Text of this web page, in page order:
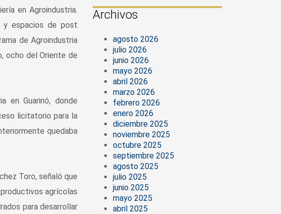
en Agroindustria.
y espacios de post
de Agroindustria
ocho del Oriente de
en Guarinó, donde
licitatorio para la
quedaba
Toro, señaló que
agrícolas
para desarrollar
Archivos
agosto 2026
julio 2026
junio 2026
mayo 2026
abril 2026
marzo 2026
febrero 2026
enero 2026
diciembre 2025
noviembre 2025
octubre 2025
septiembre 2025
agosto 2025
julio 2025
junio 2025
mayo 2025
abril 2025